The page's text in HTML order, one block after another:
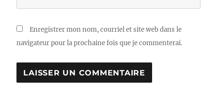
Enregistrer mon nom, courriel et site web dans le
navigateur pour la prochaine fois que je commenterai.